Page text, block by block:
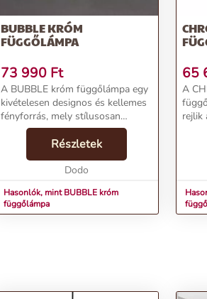
BUBBLE KRÓM
FÜGGŐLÁMPA
73 990 Ft
A BUBBLE króm függőlámpa egy
kivételesen designos és kellemes
fényforrás, mely stílusosan
megvilágítja otthonodat. Az
elegáns krómozott
felfüggesztésen négy
buborékfényforrás található,
Részletek
Dodo
Hasonlók, mint BUBBLE króm
függőlámpa
65
A
rejlik